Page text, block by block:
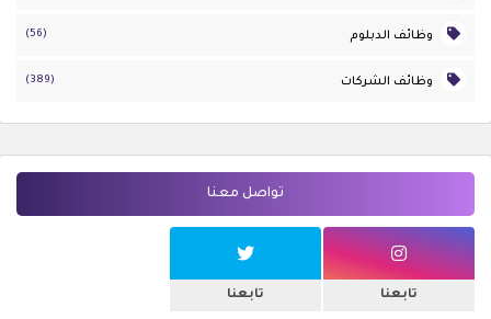
وظائف الدبلوم (56)
وظائف الشركات (389)
تواصل معنا
تابعنا تابعنا